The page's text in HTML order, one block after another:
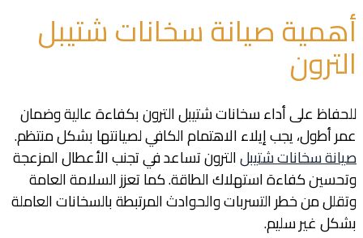
أهمية صيانة سخانات شتيبل
الترون
للحفاظ على أداء سخانات شتيبل الترون بكفاءة عالية وضمان
عمر أطول، يجب إيلاء الاهتمام الكافي لصيانتها بشكل منتظم.
صيانة سخانات شتيبلالترون تساعد في تجنب الأعطال المزعجة
وتحسين كفاءة استهلاك الطاقة. كما تعزز السلامة العامة
وتقلل من خطر التسربات والحوادث المرتبطة بالسخانات العاملة
بشكل غير سليم.